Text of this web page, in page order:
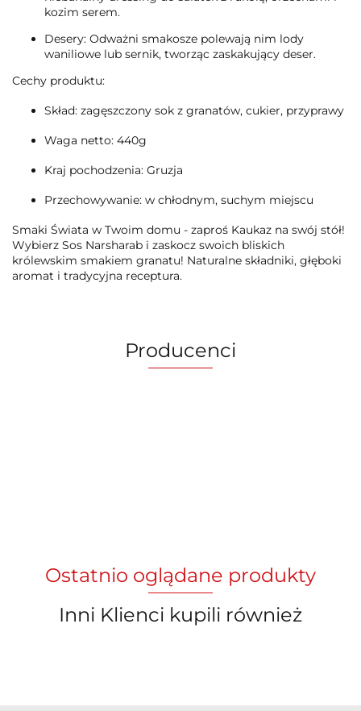
kozim serem.
Desery: Odważni smakosze polewają nim lody
waniliowe lub sernik, tworząc zaskakujący deser.
Cechy produktu:
Skład: zagęszczony sok z granatów, cukier, przyprawy
Waga netto: 440g
Kraj pochodzenia: Gruzja
Przechowywanie: w chłodnym, suchym miejscu
Smaki Świata w Twoim domu - zaproś Kaukaz na swój stół!
Wybierz Sos Narsharab i zaskocz swoich bliskich
królewskim smakiem granatu! Naturalne składniki, głęboki
aromat i tradycyjna receptura.
Producenci
Ostatnio oglądane produkty
Inni Klienci kupili również